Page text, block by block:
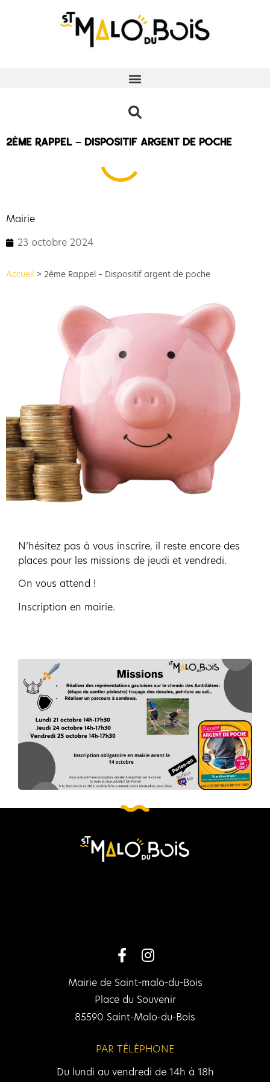
2ème Rappel – Dispositif argent de poche
Mairie
23 octobre 2024
Accueil > 2ème Rappel – Dispositif argent de poche
N’hésitez pas à vous inscrire, il reste encore des
places pour les missions de jeudi et vendredi.
On vous attend !
Inscription en mairie.
Mairie de Saint-malo-du-Bois
Place du Souvenir
85590 Saint-Malo-du-Bois
PAR TÉLÉPHONE
Du lundi au vendredi de 14h à 18h